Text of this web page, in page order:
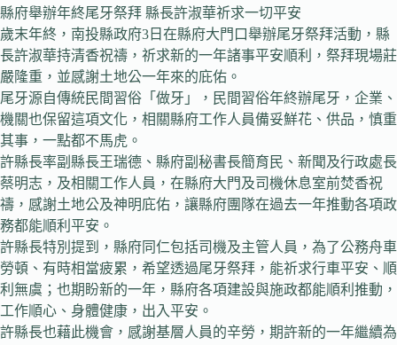
縣府舉辦年終尾牙祭拜 縣長許淑華祈求一切平安
歲末年終，南投縣政府3日在縣府大門口舉辦尾牙祭拜活動，縣
長許淑華持清香祝禱，祈求新的一年諸事平安順利，祭拜現場莊
嚴隆重，並感謝土地公一年來的庇佑。
尾牙源自傳統民間習俗「做牙」，民間習俗年終辦尾牙，企業、
機關也保留這項文化，相關縣府工作人員備妥鮮花、供品，慎重
其事，一點都不馬虎。
許縣長率副縣長王瑞德、縣府副秘書長簡育民、新聞及行政處長
蔡明志，及相關工作人員，在縣府大門及司機休息室前焚香祝
禱，感謝土地公及神明庇佑，讓縣府團隊在過去一年推動各項政
務都能順利平安。
許縣長特別提到，縣府同仁包括司機及主管人員，為了公務舟車
勞頓、有時相當疲累，希望透過尾牙祭拜，能祈求行車平安、順
利無虞；也期盼新的一年，縣府各項建設與施政都能順利推動，
工作順心、身體健康，出入平安。
許縣長也藉此機會，感謝基層人員的辛勞，期許新的一年繼續為